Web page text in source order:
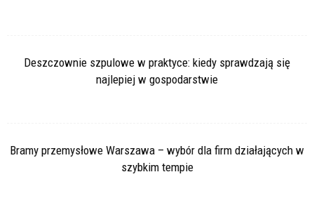
Deszczownie szpulowe w praktyce: kiedy sprawdzają się
najlepiej w gospodarstwie
Bramy przemysłowe Warszawa – wybór dla firm działających w
szybkim tempie